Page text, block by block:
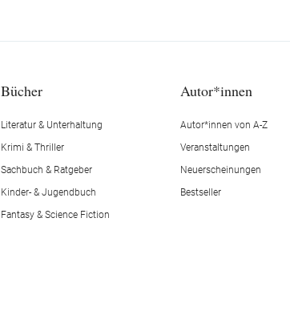
Bücher
Literatur & Unterhaltung
Krimi & Thriller
Sachbuch & Ratgeber
Kinder- & Jugendbuch
Fantasy & Science Fiction
Autor*innen
Autor*innen von A-Z
Veranstaltungen
Neuerscheinungen
Bestseller